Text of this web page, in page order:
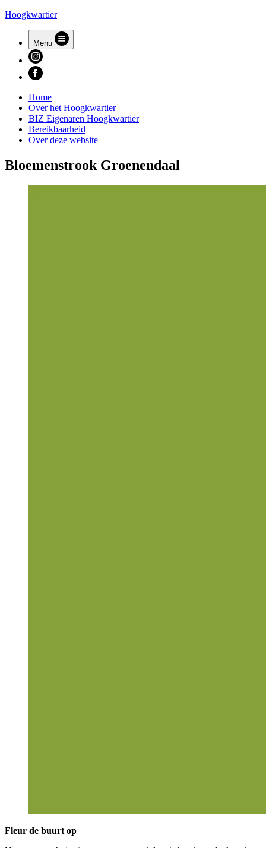
Hoogkwartier
Menu
Home
Over het Hoogkwartier
BIZ Eigenaren Hoogkwartier
Bereikbaarheid
Over deze website
Bloemenstrook Groenendaal
Fleur de buurt op